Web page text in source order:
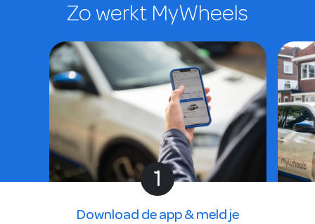
Zo werkt MyWheels
1
Download de app & meld je